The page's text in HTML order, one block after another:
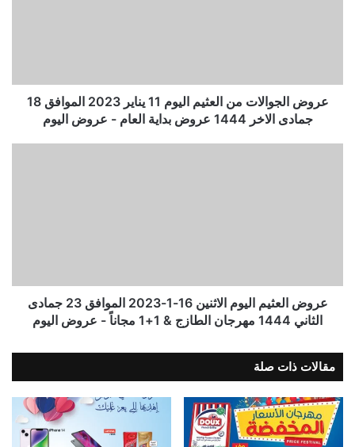
عروض الجوالات من العثيم اليوم 11 يناير 2023 الموافق 18
جمادى الاخر 1444 عروض بداية العام - عروض اليوم
عروض العثيم اليوم الاثنين 16-1-2023 الموافق 23 جمادى
الثاني 1444 مهرجان الطازج & 1+1 مجاناً - عروض اليوم
مقالات ذات صلة